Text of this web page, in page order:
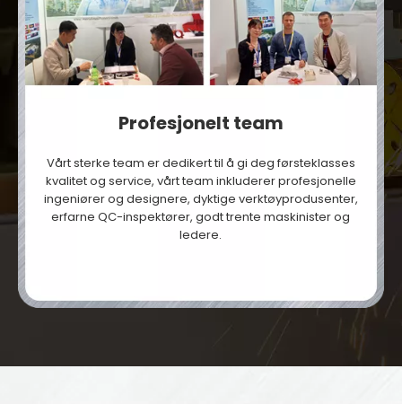
Profesjonelt team
Vårt sterke team er dedikert til å gi deg førsteklasses
kvalitet og service, vårt team inkluderer profesjonelle
ingeniører og designere, dyktige verktøyprodusenter,
erfarne QC-inspektører, godt trente maskinister og
ledere.